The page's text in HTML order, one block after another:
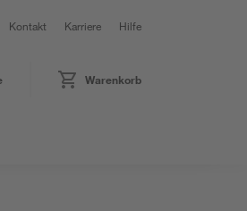
Kontakt Karriere Hilfe
Warenkorb